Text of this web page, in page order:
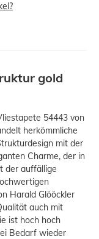
gold
54443 von
herkömmliche
mit der
Charme, der in
der auffällige
Harald Glööckler
auch mit
ist hoch hoch
Bedarf wieder